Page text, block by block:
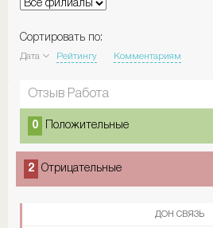
Сортировать по:
Дата Рейтингу Комментариям
Отзыв Работа
0 Положительные
2 Отрицательные
ДОН СВЯЗЬ